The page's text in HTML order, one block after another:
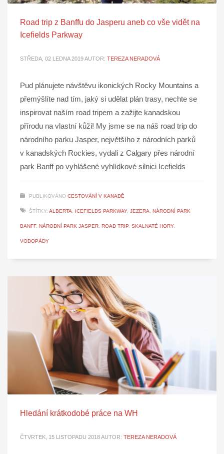
Road trip z Banffu do Jasperu aneb co vše vidět na
Icefields Parkway
STŘEDA, 02 LEDNA 2019AUTOR: TEREZA NERADOVÁ
Pud plánujete návštěvu ikonických Rocky Mountains a
přemýšlíte nad tím, jaký si udělat plán trasy, nechte se
inspirovat naším road tripem a zažijte kanadskou
přírodu na vlastní kůži! My jsme se na náš road trip do
národního parku Jasper, největšího z národních parků
v kanadských Rockies, vydali z Calgary přes národní
park Banff po vyhlášené vyhlídkové silnici Icefields
PUBLIKOVÁNO CESTOVÁNÍ V KANADĚ
ŠTÍTKY: ALBERTA, ICEFIELDS PARKWAY, JEZERA, NÁRODNÍ PARK
BANFF, NÁRODNÍ PARK JASPER, ROAD TRIP, SKALNATÉ HORY,
VODOPÁDY
Hledání krátkodobé práce na WH
ČTVRTEK, 15 LISTOPADU 2018AUTOR: TEREZA NERADOVÁ